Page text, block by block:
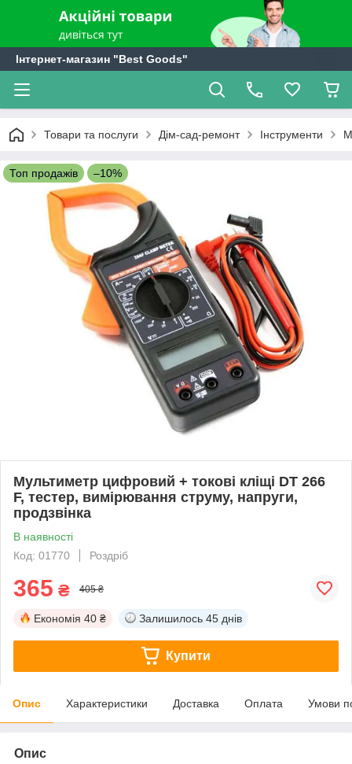
Інтернет-магазин "Best Goods"
Товари та послуги Дім-сад-ремонт Інструменти
Топ продажів –10%
Мультиметр цифровий + токові кліщі DT 266
F, тестер, вимірювання струму, напруги,
продзвінка
В наявності
Код: 01770
Роздріб
365 ₴ 405 ₴
Економія 40 ₴ Залишилось 45 днів
Купити
Опис Характеристики Доставка Оплата Умови
Опис